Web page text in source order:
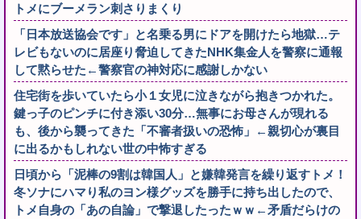
トメにブーメラン刺さりまくり
「日本放送協会です」と名乗る男にドアを開けたら地獄…テ
レビもないのに居座り脅迫してきたNHK集金人を警察に通報
して黙らせた←警察官の神対応に感謝しかない
住宅街を歩いていたら小１女児に泣きながら抱きつかれた。
鍵っ子のピンチに付き添い30分…無事にお母さんが現れる
も、後から襲ってきた「不審者扱いの恐怖」←親切心が裏目
に出るかもしれない世の中怖すぎる
日頃から「泥棒の9割は韓国人」と嫌韓発言を繰り返すトメ！
冬ソナにハマり私のヨン様グッズを勝手に持ち出したので、
トメ自身の「あの自論」で撃退したったｗｗ←矛盾だらけの